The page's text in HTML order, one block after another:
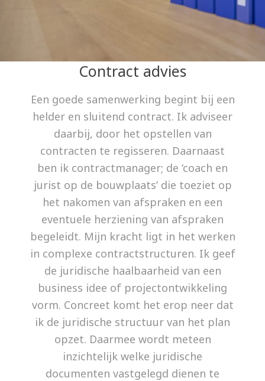
Contract advies
Een goede samenwerking begint bij een
helder en sluitend contract. Ik adviseer
daarbij, door het opstellen van
contracten te regisseren. Daarnaast
ben ik contractmanager; de ‘coach en
jurist op de bouwplaats’ die toeziet op
het nakomen van afspraken en een
eventuele herziening van afspraken
begeleidt. Mijn kracht ligt in het werken
in complexe contractstructuren. Ik geef
de juridische haalbaarheid van een
business idee of projectontwikkeling
vorm. Concreet komt het erop neer dat
ik de juridische structuur van het plan
opzet. Daarmee wordt meteen
inzichtelijk welke juridische
documenten vastgelegd dienen te